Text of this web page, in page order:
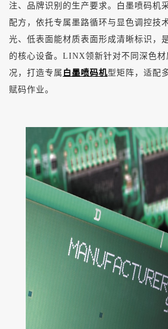
注、品牌识别的生产要求。白墨喷码机
配方，依托专属墨路循环与显色调控技
光、低表面能材质表面形成清晰标识，
的核心设备。 LINX领新针对不同深色材
况，打造专属 白墨喷码机型矩阵，适配
赋码作业。